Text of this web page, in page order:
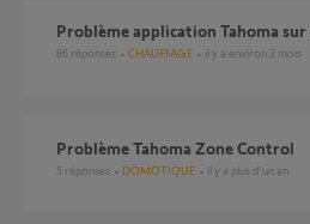
Problème application Tahoma sur
86 réponses CHAUFFAGE il y a environ 2 mois
Problème Tahoma Zone Control
5 réponses DOMOTIQUE il y a plus d'un an